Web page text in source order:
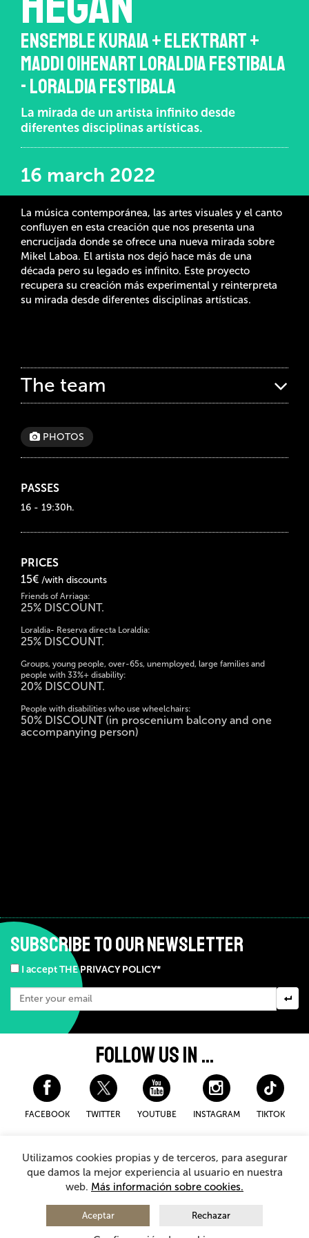
ENSEMBLE KURAIA + ELEKTRART +
MADDI OIHENART LORALDIA FESTIBALA
- LORALDIA FESTIBALA
La mirada de un artista infinito desde
diferentes disciplinas artísticas.
16 march 2022
La música contemporánea, las artes visuales y el canto
confluyen en esta creación que nos presenta una
encrucijada donde se ofrece una nueva mirada sobre
Mikel Laboa. El artista nos dejó hace más de una
década pero su legado es infinito. Este proyecto
recupera su creación más experimental y reinterpreta
su mirada desde diferentes disciplinas artísticas.
The team
PHOTOS
PASSES
16 - 19:30h.
PRICES
15€ /with discounts
Friends of Arriaga:
25% DISCOUNT.
Loraldia- Reserva directa Loraldia:
25% DISCOUNT.
Groups, young people, over-65s, unemployed, large families and
people with 33%+ disability:
20% DISCOUNT.
People with disabilities who use wheelchairs:
50% DISCOUNT (in proscenium balcony and one
accompanying person)
SUBSCRIBE TO OUR NEWSLETTER
I accept THE PRIVACY POLICY*
FOLLOW US IN ...
FACEBOOK TWITTER YOUTUBE INSTAGRAM TIKTOK
Disclaimer and privacy policy
Cookies Policy
General Terms and Conditions for purchasing
© 2026 - Teatro Arriaga AntzokiaAll rights reserved
Utilizamos cookies propias y de terceros, para asegurar
que damos la mejor experiencia al usuario en nuestra
web. Más información sobre cookies.
Aceptar Rechazar